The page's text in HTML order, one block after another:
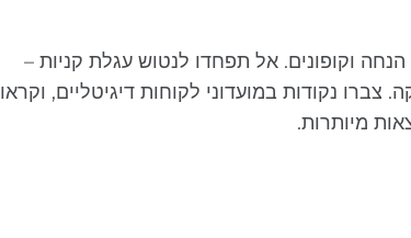
וקופונים. אל תפחדו לנטוש עגלת קניות –
נקודות במועדוני לקוחות דיגיטליים, וקראו
מיותרות.